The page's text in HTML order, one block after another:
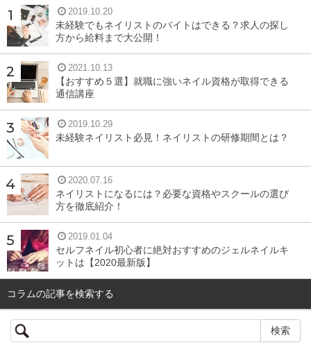
2019.10.20
未経験でもネイリストのバイトはできる？求人の探し
方から給料まで大公開！
2021.10.13
【おすすめ５選】就職に強いネイル資格が取得できる
通信講座
2019.10.29
未経験ネイリスト必見！ネイリストの研修期間とは？
2020.07.16
ネイリストになるには？必要な資格やスクールの選び
方を徹底紹介！
2019.01.04
セルフネイル初心者に絶対おすすめのジェルネイルキ
ットは【2020最新版】
コラムの記事を検索する